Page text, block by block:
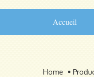
Accueil
Home